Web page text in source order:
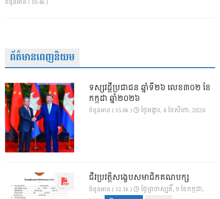
ចំនួនអាន ( 10.4k )
ព័ត៌មានពេញនិយម
ទស្សវដ្តីប្រជាជន ឆ្នាំទី២៦ លេខ៣០២ ខែ
កក្កដា ឆ្នាំ២០២៦
ចំនួនអាន ( 15.8k ) ថ្ងៃ​អង្គារ, 4 ខែ​សីហា, 2026
ជីវប្រវត្តិសង្ខេបសមាជិកគណបក្ស
ចំនួនអាន ( 12.1k )
ថ្ងៃ​ព្រហស្បតិ៍, 9 ខែ​កក្កដា,